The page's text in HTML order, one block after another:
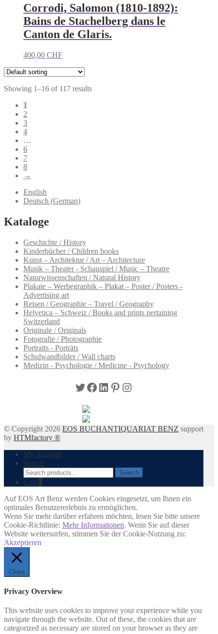
Corrodi, Salomon (1810-1892):
Bains de Stachelberg dans le
Canton de Glaris.
400,00 CHF
Showing 1–16 of 117 results
1
2
3
4
…
6
7
8
→
English
Deutsch (German)
Kataloge
Geschichte / History
Kinderbücher / Children books
Kunst – Architektur / Art – Architecture
Musik – Theater - Schauspiel / Music – Theatre
Naturwissenschaften / Natural History
Plakate – Werbegraphik – Plakat – Poster / Posters -
Advertising art
Reisen / Geographie – Travel / Geography
Helvetica – Schweiz / Books and prints pertaining
Switzerland
Originale / Originals
Fotografie / Photographie
Portraits - Porträts
Schulwandbilder / Wall charts
Medizin - Psychologie / Medicine - Psychology
Twitter
Facebook
LinkedIn
Pinterest
Instagram
© Copyright 2026 EOS BUCHANTIQUARIAT BENZ support
by HTMfactory ®
My Account
Search
Search
for:
Search
Cart 0
Auf EOS Art Benz werden Cookies eingesetzt, um Ihnen ein
optimales Benutzererlebnis zu ermöglichen.
Wenn Sie mehr darüber erfahren möchten, lesen Sie bitte unsere
Cookie-Richtlinie: Mehr Informationen. Wenn Sie auf dieser
Website weitersurfen, stimmen Sie der Cookie-Nutzung zu:
Akzeptieren
Close
Privacy Overview
This website uses cookies to improve your experience while you
navigate through the website. Out of these, the cookies that are
categorized as necessary are stored on your browser as they are